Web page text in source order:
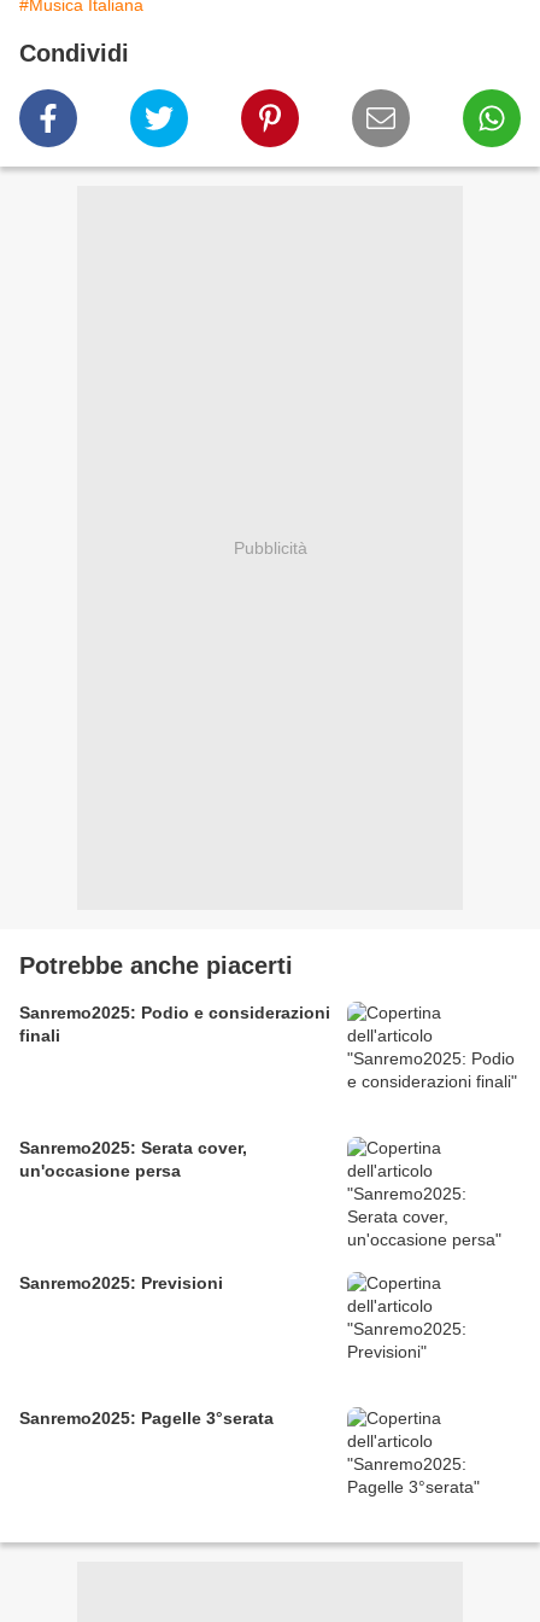
#Musica Italiana
Condividi
Pubblicità
Potrebbe anche piacerti
Sanremo2025: Podio e considerazioni
finali
Sanremo2025: Serata cover,
un'occasione persa
Sanremo2025: Previsioni
Sanremo2025: Pagelle 3°serata